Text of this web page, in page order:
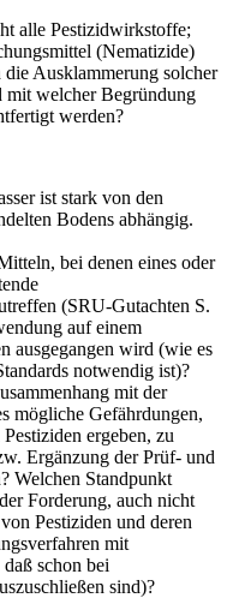
alle Pestizidwirkstoffe;
(Nematizide)
Ausklammerung solcher
mit welcher Begründung
werden?
ist stark von den
Bodens abhängig.
bei denen eines oder
(SRU-Gutachten S.
auf einem
ausgegangen wird (wie es
notwendig ist)?
mit der
mögliche Gefährdungen,
ergeben, zu
Ergänzung der Prüf- und
Welchen Standpunkt
Forderung, auch nicht
Pestiziden und deren
mit
schon bei
sind)?